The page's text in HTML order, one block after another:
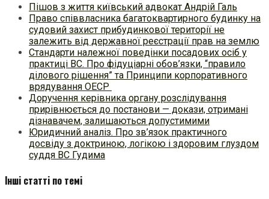
Пішов з життя київський адвокат Андрій Галь
Право співвласника багатоквартирного будинку на
судовий захист прибудинкової території не
залежить від державної реєстрації прав на землю
Стандарти належної поведінки посадових осіб у
практиці ВC. Про фідуціарні обов’язки, “правило
ділового рішення” та Принципи корпоративного
врядування ОЕСР
Доручення керівника органу розслідування
прирівнюється до постанови — докази, отримані
дізнавачем, залишаються допустимими
Юридичний аналіз. Про зв’язок практичного
досвіду з доктриною, логікою і здоровим глуздом
суддя ВС Гудима
Інші статті по темі